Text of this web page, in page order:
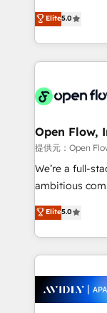
Mindedness, and Clarity. We are
collective
things are
integration
and enterprise customers. We
service and
most effective
integrated
and Amsterdam. Elixir is a first mover and
when it comes
acumen,
integrate
MicroSoft, custom
Retail
HubSpot CMS
Elite5.0
Open Flow,
提供元：Open
We’re a full-
ambitious
upgrading and
generating aspect of
HubSpot Elite
nerds who
experience. Working hand-in-hand with your team,
we’ll
Elite5.0